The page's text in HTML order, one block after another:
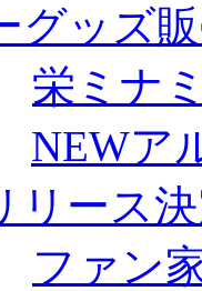
グッズ
栄ミナ
NEWア
リース
ファン